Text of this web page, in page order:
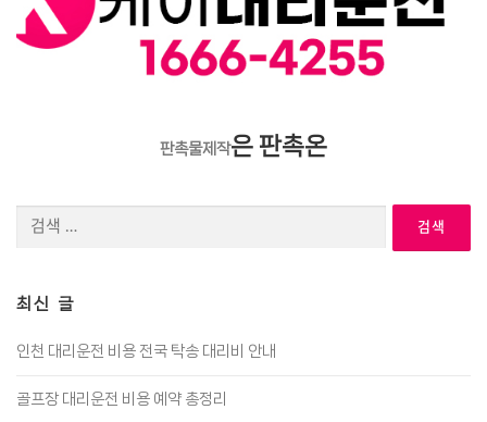
판촉물제작은 판촉온
최신 글
인천 대리운전 비용 전국 탁송 대리비 안내
골프장 대리운전 비용 예약 총정리